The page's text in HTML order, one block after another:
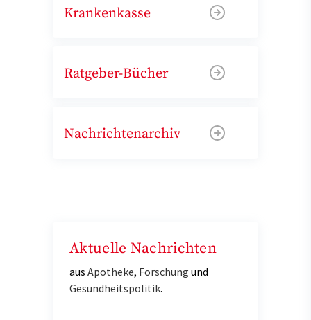
Krankenkasse
Ratgeber-Bücher
Nachrichtenarchiv
Aktuelle Nachrichten
aus Apotheke, Forschung und
Gesundheitspolitik.